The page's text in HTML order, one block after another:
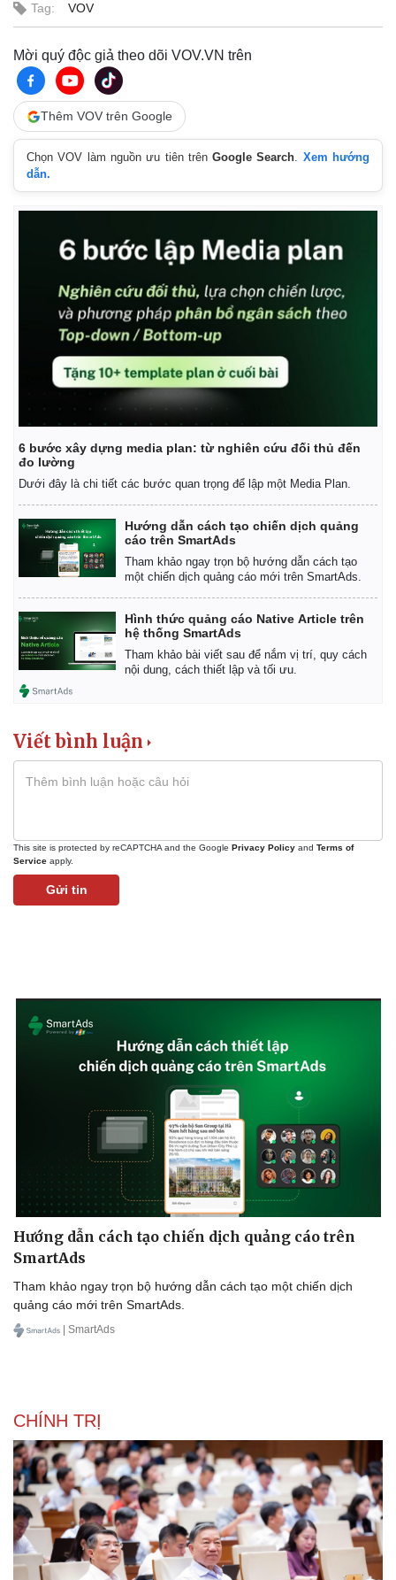
Thể thao
Lịch thi đấu bóng đá
Thế giới thể thao
eSports
Ô tô
Xe máy
Tư vấn
Doanh nghiệp
Tag: VOV
Mời quý độc giả theo dõi VOV.VN trên
Thêm VOV trên Google
Chọn VOV làm nguồn ưu tiên trênGoogle Search. Xem hướng
dẫn.
6 bước xây dựng media plan: từ nghiên cứu đối thủ đến
đo lường
Dưới đây là chi tiết các bước quan trọng để lập một Media Plan.
Hướng dẫn cách tạo chiến dịch quảng
cáo trên SmartAds
Tham khảo ngay trọn bộ hướng dẫn cách tạo
một chiến dịch quảng cáo mới trên SmartAds.
Hình thức quảng cáo Native Article trên
hệ thống SmartAds
Tham khảo bài viết sau để nắm vị trí, quy cách
nội dung, cách thiết lập và tối ưu.
Viết bình luận
This site is protected by reCAPTCHA and the Google Privacy Policy and Terms of
Service apply.
Gửi tin
Hướng dẫn cách tạo chiến dịch quảng cáo trên
SmartAds
Tham khảo ngay trọn bộ hướng dẫn cách tạo một chiến dịch
quảng cáo mới trên SmartAds.
| SmartAds
CHÍNH TRỊ